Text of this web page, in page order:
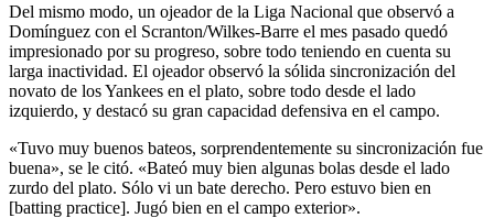
Del mismo modo, un ojeador de la Liga Nacional que observó a
Domínguez con el Scranton/Wilkes-Barre el mes pasado quedó
impresionado por su progreso, sobre todo teniendo en cuenta su
larga inactividad. El ojeador observó la sólida sincronización del
novato de los Yankees en el plato, sobre todo desde el lado
izquierdo, y destacó su gran capacidad defensiva en el campo.
«Tuvo muy buenos bateos, sorprendentemente su sincronización fue
buena», se le citó. «Bateó muy bien algunas bolas desde el lado
zurdo del plato. Sólo vi un bate derecho. Pero estuvo bien en
[batting practice]. Jugó bien en el campo exterior».